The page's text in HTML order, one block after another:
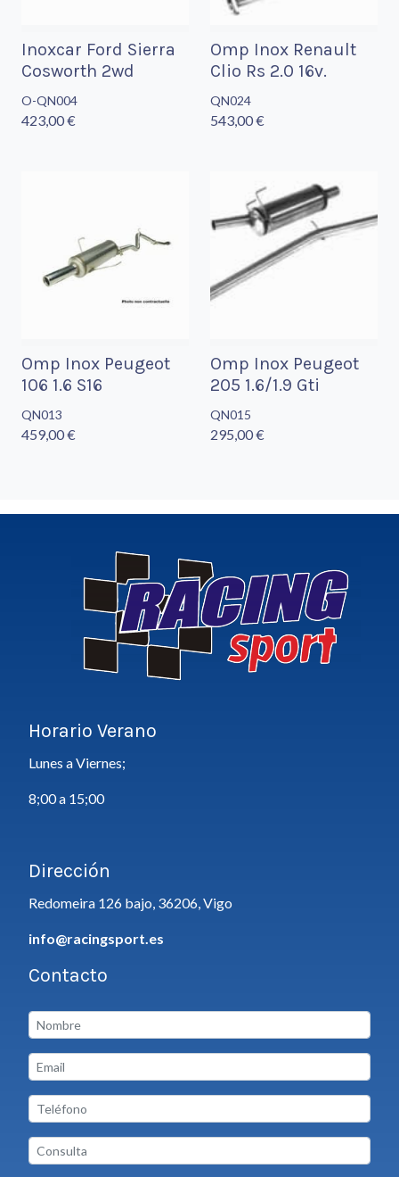
Inoxcar Ford Sierra
Cosworth 2wd
O-QN004
423,00 €
Omp Inox Renault
Clio Rs 2.0 16v.
QN024
543,00 €
Omp Inox Peugeot
106 1.6 S16
QN013
459,00 €
Omp Inox Peugeot
205 1.6/1.9 Gti
QN015
295,00 €
Horario Verano
Lunes a Viernes;
8;00 a 15;00
Dirección
Redomeira 126 bajo, 36206, Vigo
info@racingsport.es
Contacto